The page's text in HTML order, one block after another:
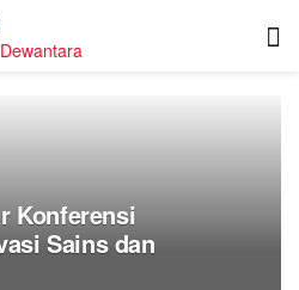
Konferensi
Sains dan